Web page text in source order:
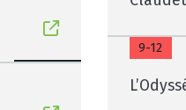
9-12